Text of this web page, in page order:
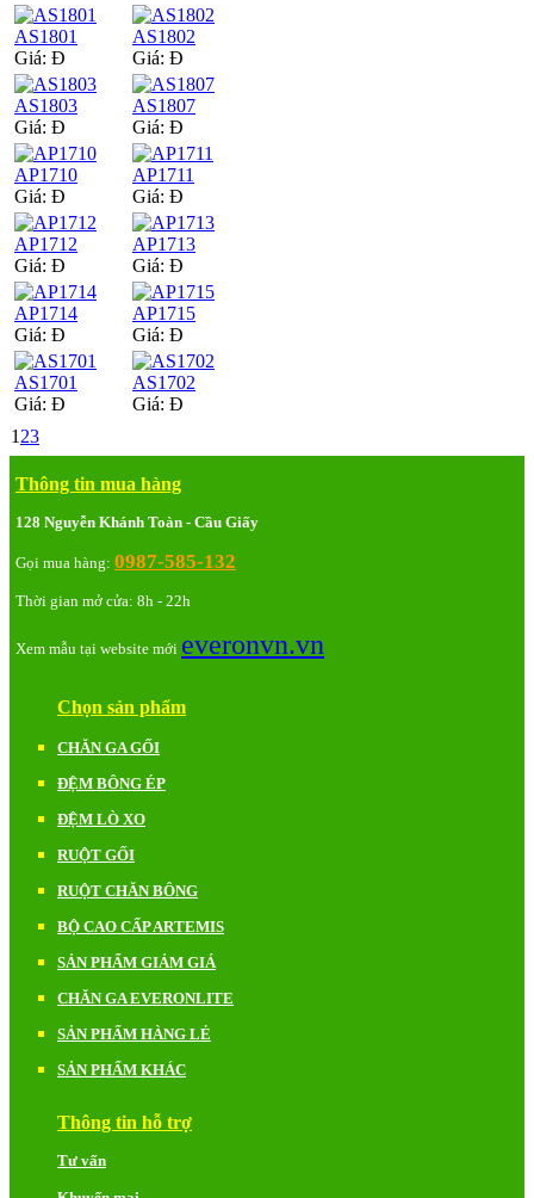
AS1801
Giá: Đ
AS1802
Giá: Đ
AS1803
Giá: Đ
AS1807
Giá: Đ
AP1710
Giá: Đ
AP1711
Giá: Đ
AP1712
Giá: Đ
AP1713
Giá: Đ
AP1714
Giá: Đ
AP1715
Giá: Đ
AS1701
Giá: Đ
AS1702
Giá: Đ
1 23
Thông tin mua hàng
128 Nguyễn Khánh Toàn - Cầu Giấy
Gọi mua hàng: 0987-585-132
Thời gian mở cửa: 8h - 22h
Xem mẫu tại website mới everonvn.vn
Chọn sản phẩm
CHĂN GA GỐI
ĐỆM BÔNG ÉP
ĐỆM LÒ XO
RUỘT GỐI
RUỘT CHĂN BÔNG
BỘ CAO CẤP ARTEMIS
SẢN PHẨM GIẢM GIÁ
CHĂN GA EVERONLITE
SẢN PHẨM HÀNG LẺ
SẢN PHẨM KHÁC
Thông tin hỗ trợ
Tư vấn